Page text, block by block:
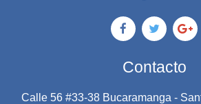
Contacto
Calle 56 #33-38 Bucaramanga -